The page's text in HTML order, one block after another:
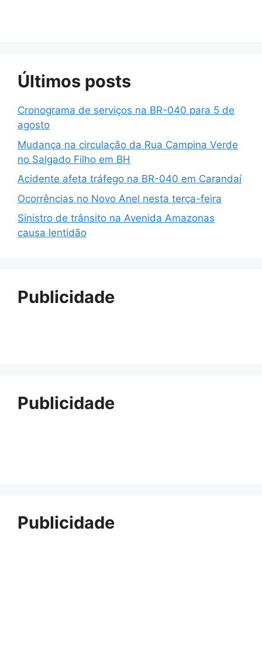
Últimos posts
Cronograma de serviços na BR-040 para 5 de
agosto
Mudança na circulação da Rua Campina Verde
no Salgado Filho em BH
Acidente afeta tráfego na BR-040 em Carandaí
Ocorrências no Novo Anel nesta terça-feira
Sinistro de trânsito na Avenida Amazonas
causa lentidão
Publicidade
Publicidade
Publicidade